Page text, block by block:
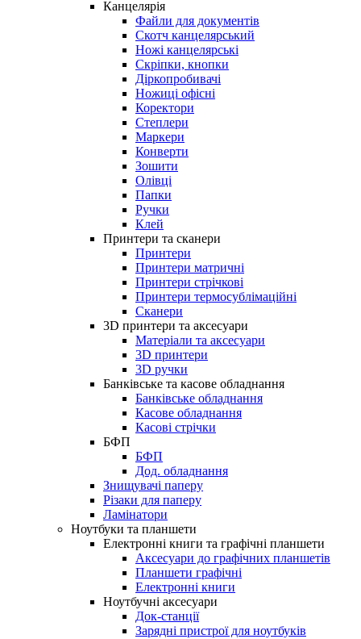
Канцелярія
Файли для документів
Скотч канцелярський
Ножі канцелярські
Скріпки, кнопки
Діркопробивачі
Ножиці офісні
Коректори
Степлери
Маркери
Конверти
Зошити
Олівці
Папки
Ручки
Клей
Принтери та сканери
Принтери
Принтери матричні
Принтери стрічкові
Принтери термосублімаційні
Сканери
3D принтери та аксесуари
Матеріали та аксесуари
3D принтери
3D ручки
Банківське та касове обладнання
Банківське обладнання
Касове обладнання
Касові стрічки
БФП
БФП
Дод. обладнання
Знищувачі паперу
Різаки для паперу
Ламінатори
Ноутбуки та планшети
Електронні книги та графічні планшети
Аксесуари до графічних планшетів
Планшети графічні
Електронні книги
Ноутбучні аксесуари
Док-станції
Зарядні пристрої для ноутбуків